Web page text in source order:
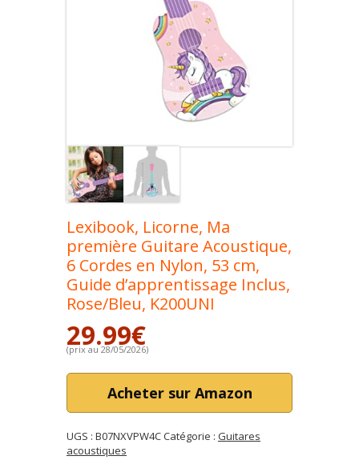
Lexibook, Licorne, Ma
première Guitare Acoustique,
6 Cordes en Nylon, 53 cm,
Guide d’apprentissage Inclus,
Rose/Bleu, K200UNI
29.99€
(prix au 28/05/2026)
Acheter sur Amazon
UGS : B07NXVPW4CCatégorie : Guitares
acoustiques